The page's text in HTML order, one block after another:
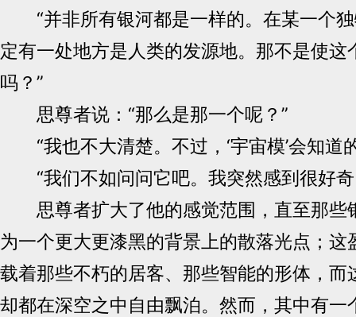
“并非所有银河都是一样的。在某一个独
定有一处地方是人类的发源地。那不是使这
吗？”
思尊者说：“那么是那一个呢？”
“我也不大清楚。不过，‘宇宙模’会知道
“我们不如问问它吧。我突然感到很好奇
思尊者扩大了他的感觉范围，直至那些
为一个更大更漆黑的背景上的散落光点；这
载着那些不朽的居客、那些智能的形体，而
却都在深空之中自由飘泊。然而，其中有一